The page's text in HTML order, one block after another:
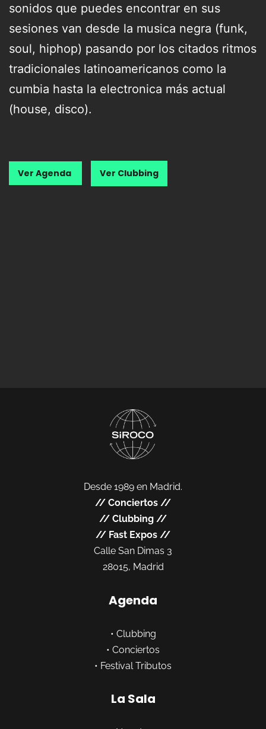
sonidos que puedes encontrar en sus
sesiones van desde la musica negra (funk,
soul, hiphop) pasando por los citados ritmos
tradicionales latinoamericanos como la
cumbia hasta la electronica más actual
(house, disco).
Ver Agenda Ver Clubbing
Desde 1989 en Madrid.
// Conciertos //
// Clubbing //
// Fast Expos //
Calle San Dimas 3
28015, Madrid
Agenda
• Clubbing
• Conciertos
• Festival Tributos
La Sala